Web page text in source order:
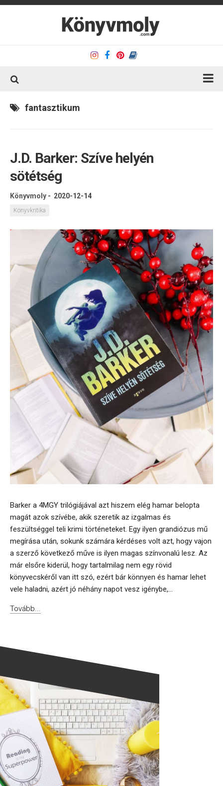
Kapcsolat
Olvasó sarok
Könyveim
Rólam
fantasztikum
J.D. Barker: Szíve helyén
sötétség
Könyvmoly - 2020-12-14
Könyvkritika
Barker a 4MGY trilógiájával azt hiszem elég hamar belopta
magát azok szívébe, akik szeretik az izgalmas és
feszültséggel teli krimi történeteket. Egy ilyen grandiózus mű
megírása után, sokunk számára kérdéses volt azt, hogy vajon
a szerző következő műve is ilyen magas színvonalú lesz. Az
már elsőre kiderül, hogy tartalmilag nem egy rövid
könyvecskéről van itt szó, ezért bár könnyen és hamar lehet
vele haladni, azért jó néhány napot vesz igénybe,...
Tovább...